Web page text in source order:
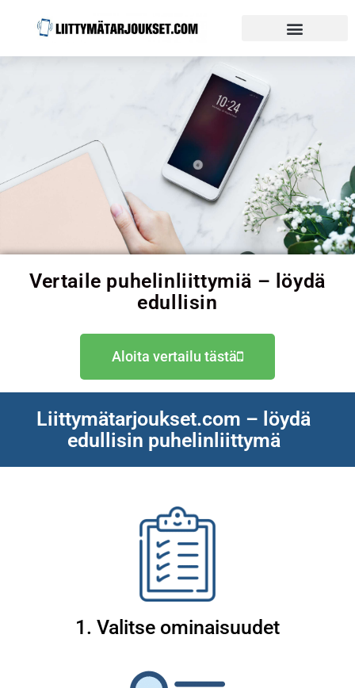
Vertaile puhelinliittymiä – löydä
edullisin
Aloita vertailu tästä
Liittymätarjoukset.com – löydä
edullisin puhelinliittymä
1. Valitse ominaisuudet